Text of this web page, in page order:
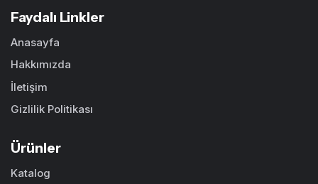
Faydalı Linkler
Anasayfa
Hakkımızda
İletişim
Gizlilik Politikası
Ürünler
Katalog